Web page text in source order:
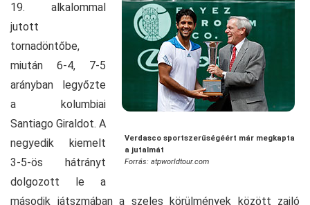
Verdasco sportszerűségéért már megkapta
a jutalmát
Forrás: atpworldtour.com
19. alkalommal
jutott
tornadöntőbe,
miután 6-4, 7-5
arányban legyőzte
a kolumbiai
Santiago Giraldot. A
negyedik kiemelt
3-5-ös hátrányt
dolgozott le a
második játszmában a szeles körülmények között zajló